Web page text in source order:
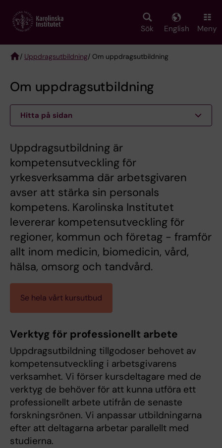
main
Sök English Meny
/ Uppdragsutbildning/ Om uppdragsutbildning
Om uppdragsutbildning
Hitta på sidan
Uppdragsutbildning är
kompetensutveckling för
yrkesverksamma där arbetsgivaren
avser att stärka sin personals
kompetens. Karolinska Institutet
levererar kompetensutveckling för
regioner, kommun och företag - framför
allt inom medicin, biomedicin, vård,
hälsa, omsorg och tandvård.
Se hela vårt kursutbud
Verktyg för professionellt arbete
Uppdragsutbildning tillgodoser behovet av
kompetensutveckling i arbetsgivarens
verksamhet. Vi förser kursdeltagare med de
verktyg de behöver för att kunna utföra ett
professionellt arbete utifrån de senaste
forskningsrönen. Vi anpassar utbildningarna
efter att deltagarna arbetar parallellt med
studierna.